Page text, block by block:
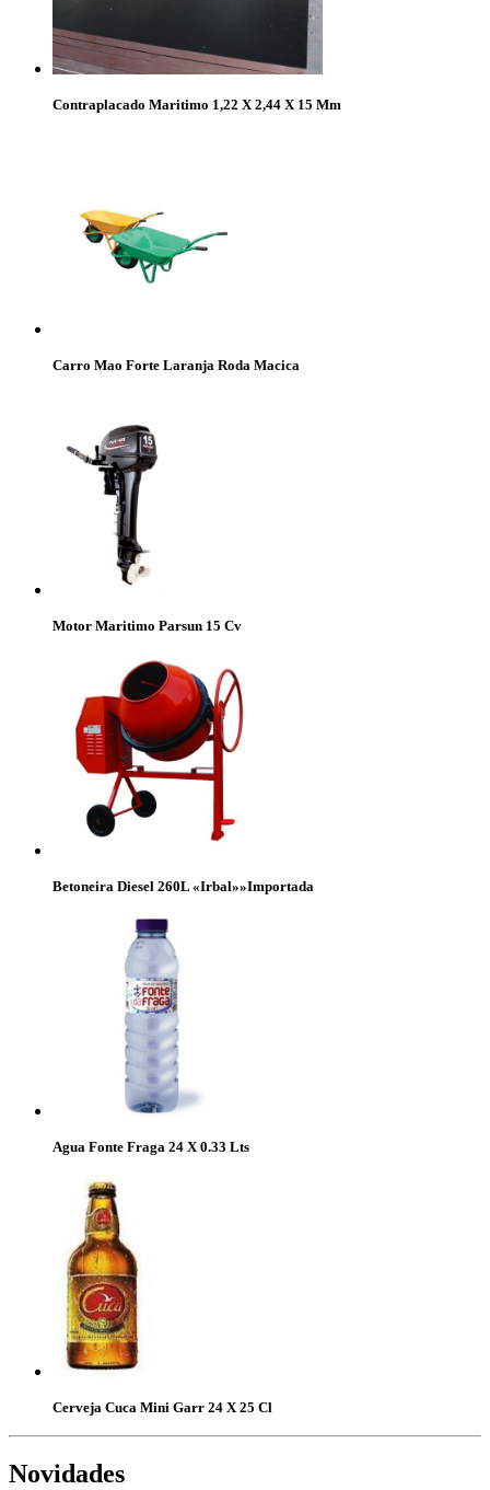
Contraplacado Maritimo 1,22 X 2,44 X 15 Mm
Carro Mao Forte Laranja Roda Macica
Motor Maritimo Parsun 15 Cv
Betoneira Diesel 260L «Irbal»»Importada
Agua Fonte Fraga 24 X 0.33 Lts
Cerveja Cuca Mini Garr 24 X 25 Cl
Novidades